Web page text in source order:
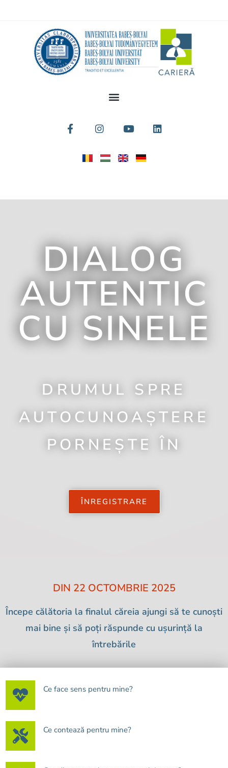
DIALOG
AUTENTIC
CU SINELE
DRUMUL SPRE
AUTOCUNOAȘTERE
PORNEȘTE ÎN
ÎNREGISTRARE
DIN 22 OCTOMBRIE 2025
Începe călătoria la finalul căreia ajungi să te cunoști
mai bine și să poți răspunde cu ușurință la
întrebările
Ce face sens pentru mine?
Ce contează pentru mine?